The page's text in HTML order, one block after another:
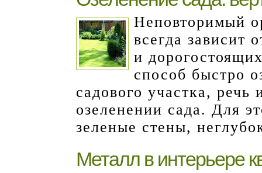
Неповторимый
всегда зависит
и
способ быстро
садового участка, речь
озеленении сада. Для
зеленые стены,
Металл в интерьере